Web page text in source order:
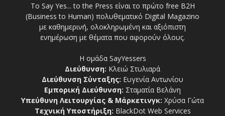
Το Say Yes... to the Press είναι το πρώτο free Β2Η
(Business to Human) πολυθεματικό Digital Magazino
με καθημερινή, ολοκληρωμένη και αξιόπιστη
ενημέρωση με θέματα που αφορούν όλους.
Η ομάδα SayYessers
Διεύθυνση: Κλειώ Στυλιαρά
Διεύθυνση Σύνταξης: Ευγενία Αντωνίου
Εμπορική Διεύθυνση: Σταματία Βελάνη
Υπεύθυνη Λειτουργίας & Μάρκετινγκ: Χρύσα Γώτα
Τεχνική Υποστήριξη: BlackDot Web Services